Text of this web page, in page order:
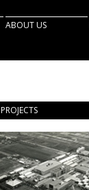
ABOUT US
研究施設紹介
PROJECTS